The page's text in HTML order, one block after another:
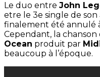
Le duo entre John
etre le 3e single de
finalement été annulé
Cependant, la
Ocean produit par
beaucoup à l’époque.